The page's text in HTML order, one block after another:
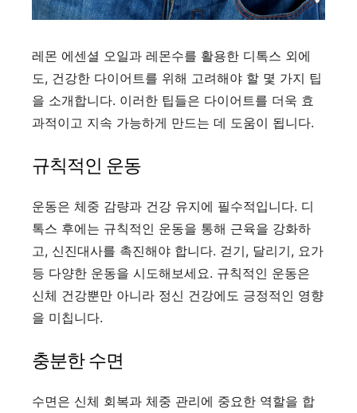
레몬 에센셜 오일과 레몬수를 활용한 디톡스 외에
도, 건강한 다이어트를 위해 고려해야 할 몇 가지 팁
을 소개합니다. 이러한 팁들은 다이어트를 더욱 효
과적이고 지속 가능하게 만드는 데 도움이 됩니다.
규칙적인 운동
운동은 체중 감량과 건강 유지에 필수적입니다. 디
톡스 후에는 규칙적인 운동을 통해 근육을 강화하
고, 신진대사를 촉진해야 합니다. 걷기, 달리기, 요가
등 다양한 운동을 시도해보세요. 규칙적인 운동은
신체 건강뿐만 아니라 정신 건강에도 긍정적인 영향
을 미칩니다.
충분한 수면
수면은 신체 회복과 체중 관리에 중요한 역할을 합